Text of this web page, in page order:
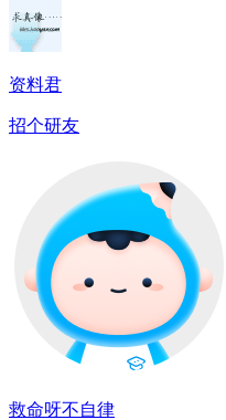
资料君
招个研友
救命呀不自律